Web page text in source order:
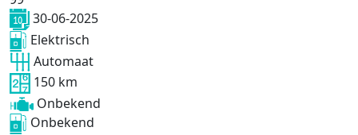
30-06-2025
Elektrisch
Automaat
150 km
Onbekend
Onbekend